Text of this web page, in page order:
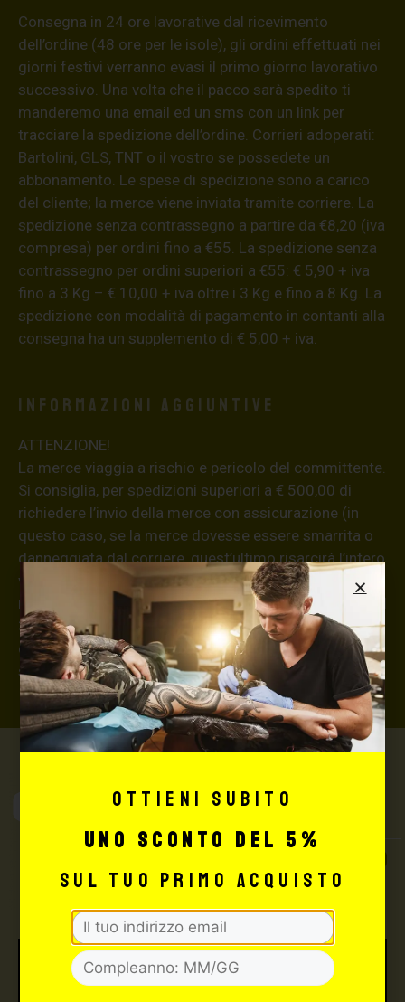
Consegna in 24 ore lavorative dal ricevimento
dell’ordine (48 ore per le isole), gli ordini effettuati nei
giorni festivi verranno evasi il primo giorno lavorativo
successivo. Una volta che il pacco sarà spedito ti
manderemo una email ed un sms con un link per
tracciare la spedizione dell’ordine. Corrieri adoperati:
Bartolini, GLS, TNT o il vostro se possedete un
abbonamento. Le spese di spedizione sono a carico
del cliente; la merce viene inviata tramite corriere. La
spedizione senza contrassegno a partire da €8,20 (iva
compresa) per ordini fino a €55. La spedizione senza
contrassegno per ordini superiori a €55: € 5,90 + iva
fino a 3 Kg – € 10,00 + iva oltre i 3 Kg e fino a 8 Kg. La
spedizione con modalità di pagamento in contanti alla
consegna ha un supplemento di € 5,00 + iva.
Informazioni aggiuntive
ATTENZIONE!
La merce viaggia a rischio e pericolo del committente.
Si consiglia, per spedizioni superiori a € 500,00 di
richiedere l’invio della merce con assicurazione (in
questo caso, se la merce dovesse essere smarrita o
danneggiata dal corriere, quest’ultimo risarcirà l’intero
valore della merce, in caso contrario nessuno
rimborserà il destinatario) con un costo aggiuntivo del
3,5% sul valore totale del carrello, da richiedere prima
di concludere il pagamento al seguente indirizzo:
shop@maxsignorello.it.
Max Signorello
TUTTO PER IL TUO
TATTOO STUDIO
Ottieni subito
uno sconto del 5%
sul tuo primo acquisto